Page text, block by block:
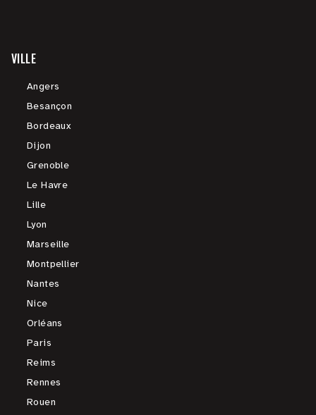
VILLE
Angers
Besançon
Bordeaux
Dijon
Grenoble
Le Havre
Lille
Lyon
Marseille
Montpellier
Nantes
Nice
Orléans
Paris
Reims
Rennes
Rouen